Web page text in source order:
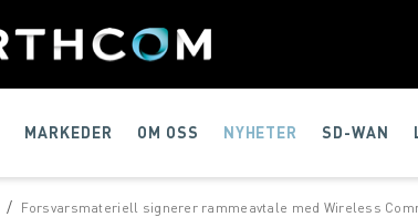
MARKEDER OM OSS NYHETER SD-WAN
/ Forsvarsmateriell signerer rammeavtale med Wireless